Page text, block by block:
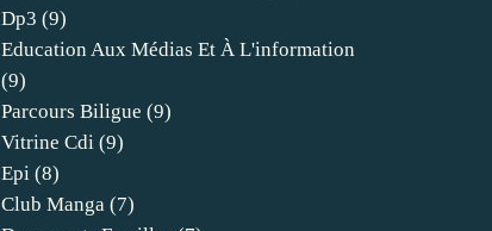
Dp3 (9)
Education Aux Médias Et À L'information
(9)
Parcours Biligue (9)
Vitrine Cdi (9)
Epi (8)
Club Manga (7)